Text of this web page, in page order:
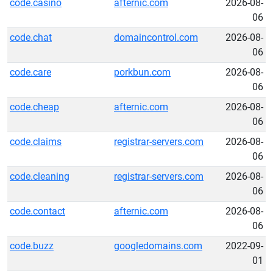
code.casino afternic.com
2026-08-
06
code.chat
domaincontrol.com
2026-08-
06
code.care
porkbun.com
2026-08-
06
code.cheap
afternic.com
2026-08-
06
code.claims
registrar-servers.com
2026-08-
06
code.cleaning
registrar-servers.com
2026-08-
06
code.contact
afternic.com
2026-08-
06
code.buzz
googledomains.com
2022-09-
01